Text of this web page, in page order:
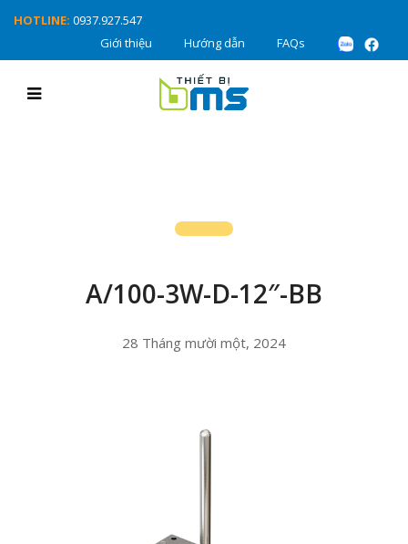
HOTLINE: 0937.927.547
Giới thiệu
Hướng dẫn FAQs
A/100-3W-D-12″-BB
28 Tháng mười một, 2024